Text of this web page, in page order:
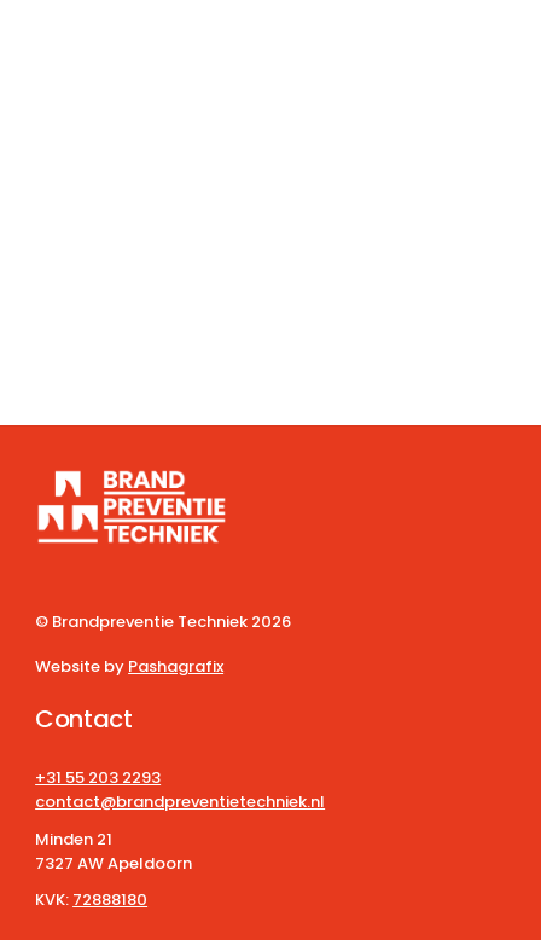
© Brandpreventie Techniek 2026
Website by Pashagrafix
Contact
+31 55 203 2293
contact@brandpreventietechniek.nl
Minden 21
7327 AW Apeldoorn
KVK: 72888180